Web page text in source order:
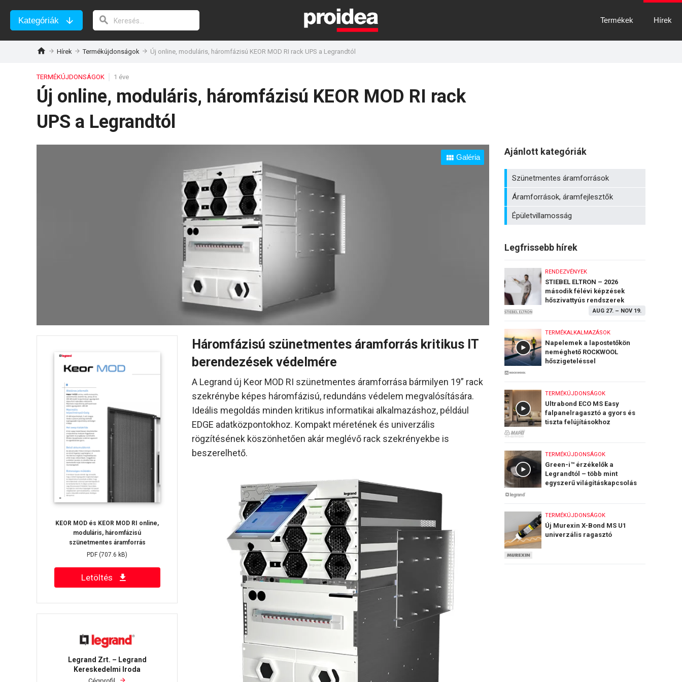
Kategóriák Termékek Hírek
Hírek Termékújdonságok Új online, moduláris, háromfázisú KEOR MOD RI rack UPS a Legrandtól
TERMÉKÚJDONSÁGOK 1 éve
Új online, moduláris, háromfázisú KEOR MOD RI rack
UPS a Legrandtól
Galéria
KEOR MOD és KEOR MOD RI online,
moduláris, háromfázisú
szünetmentes áramforrás
PDF (707.6 kB)
Letöltés
Legrand Zrt. – Legrand
Kereskedelmi Iroda
Háromfázisú szünetmentes áramforrás kritikus IT
berendezések védelmére
A Legrand új Keor MOD RI szünetmentes áramforrása bármilyen 19” rack
szekrénybe képes háromfázisú, redundáns védelem megvalósítására.
Ideális megoldás minden kritikus informatikai alkalmazáshoz, például
EDGE adatközpontokhoz. Kompakt méretének és univerzális
rögzítésének köszönhetően akár meglévő rack szekrényekbe is
beszerelhető.
Ajánlott kategóriák
Szünetmentes áramforrások
Áramforrások, áramfejlesztők
Épületvillamosság
Legfrissebb hírek
AUG 27. – NOV 19.
RENDEZVÉNYEK
STIEBEL ELTRON – 2026
második félévi képzések
hőszivattyús rendszerek
TERMÉKALKALMAZÁSOK
Napelemek a lapostetőkön
neméghető ROCKWOOL
hőszigeteléssel
TERMÉKÚJDONSÁGOK
Ultrabond ECO MS Easy
falpanelragasztó a gyors és
tiszta felújításokhoz
TERMÉKÚJDONSÁGOK
Green-i™ érzékelők a
Legrandtól – több mint
egyszerű világításkapcsolás
TERMÉKÚJDONSÁGOK
Új Murexin X-Bond MS U1
univerzális ragasztó